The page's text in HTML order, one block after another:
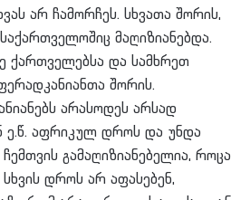
არ ჩამორჩეს. სხვათა შორის,
მაღიზიანებდა.
ქართველებსა და სამხრეთ
შორის.
არასოდეს არსად
ე.წ. აფრიკულ დროს და უნდა
გამაღიზიანებელია, როცა
დროს არ აფასებენ,